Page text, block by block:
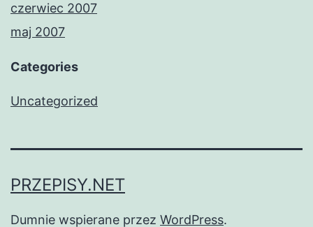
czerwiec 2007
maj 2007
Categories
Uncategorized
PRZEPISY.NET
Dumnie wspierane przez WordPress.